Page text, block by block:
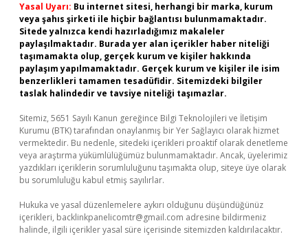
Yasal Uyarı: Bu internet sitesi, herhangi bir marka, kurum
veya şahıs şirketi ile hiçbir bağlantısı bulunmamaktadır.
Sitede yalnızca kendi hazırladığımız makaleler
paylaşılmaktadır. Burada yer alan içerikler haber niteliği
taşımamakta olup, gerçek kurum ve kişiler hakkında
paylaşım yapılmamaktadır. Gerçek kurum ve kişiler ile isim
benzerlikleri tamamen tesadüfidir. Sitemizdeki bilgiler
taslak halindedir ve tavsiye niteliği taşımazlar.
Sitemiz, 5651 Sayılı Kanun gereğince Bilgi Teknolojileri ve İletişim
Kurumu (BTK) tarafından onaylanmış bir Yer Sağlayıcı olarak hizmet
vermektedir. Bu nedenle, sitedeki içerikleri proaktif olarak denetleme
veya araştırma yükümlülüğümüz bulunmamaktadır. Ancak, üyelerimiz
yazdıkları içeriklerin sorumluluğunu taşımakta olup, siteye üye olarak
bu sorumluluğu kabul etmiş sayılırlar.
Hukuka ve yasal düzenlemelere aykırı olduğunu düşündüğünüz
içerikleri, backlinkpanelicomtr@gmail.com adresine bildirmeniz
halinde, ilgili içerikler yasal süre içerisinde sitemizden kaldırılacaktır.